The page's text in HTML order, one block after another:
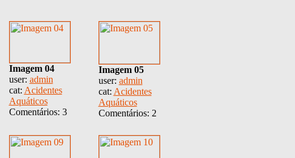
Imagem 04
user: admin
cat: Acidentes
Aquáticos
Comentários: 3
Imagem 05
user: admin
cat: Acidentes
Aquáticos
Comentários: 2